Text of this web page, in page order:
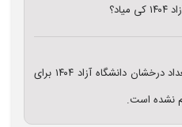
سلام، نتایج کارشناسی ارشد استعداد درخشان دانشگاه آزاد ۱۴۰۴ برای
نشده است.